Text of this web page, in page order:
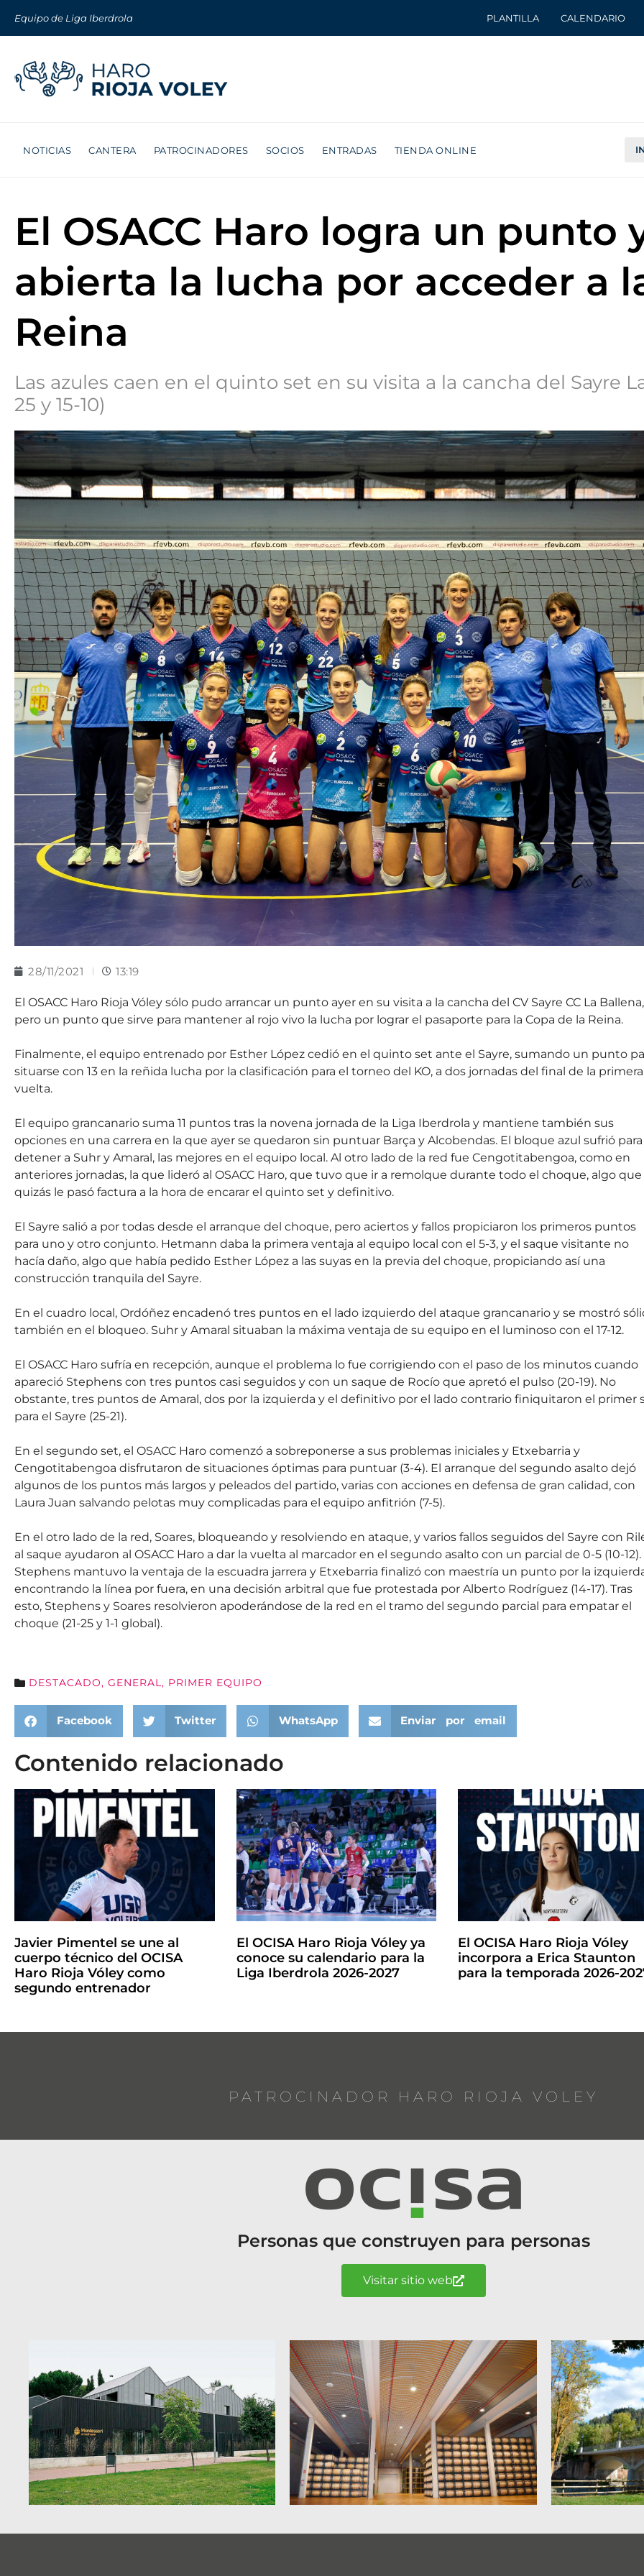
Equipo de Liga Iberdrola PLANTILLA CALENDARIO
NOTICIAS CANTERA PATROCINADORES SOCIOS ENTRADAS TIENDA ONLINE
El OSACC Haro logra un punto
abierta la lucha por acceder a
Reina
Las azules caen en el quinto set en su visita a la cancha del Sayre La
25 y 15-10)
28/11/2021 13:19
El OSACC Haro Rioja Vóley sólo pudo arrancar un punto ayer en su visita a la cancha del CV Sayre CC La Ballena,
pero un punto que sirve para mantener al rojo vivo la lucha por lograr el pasaporte para la Copa de la Reina.
Finalmente, el equipo entrenado por Esther López cedió en el quinto set ante el Sayre, sumando un punto
situarse con 13 en la reñida lucha por la clasificación para el torneo del KO, a dos jornadas del final de la primera
vuelta.
El equipo grancanario suma 11 puntos tras la novena jornada de la Liga Iberdrola y mantiene también sus
opciones en una carrera en la que ayer se quedaron sin puntuar Barça y Alcobendas. El bloque azul sufrió para
detener a Suhr y Amaral, las mejores en el equipo local. Al otro lado de la red fue Cengotitabengoa, como en
anteriores jornadas, la que lideró al OSACC Haro, que tuvo que ir a remolque durante todo el choque, algo que
quizás le pasó factura a la hora de encarar el quinto set y definitivo.
El Sayre salió a por todas desde el arranque del choque, pero aciertos y fallos propiciaron los primeros puntos
para uno y otro conjunto. Hetmann daba la primera ventaja al equipo local con el 5-3, y el saque visitante no
hacía daño, algo que había pedido Esther López a las suyas en la previa del choque, propiciando así una
construcción tranquila del Sayre.
En el cuadro local, Ordóñez encadenó tres puntos en el lado izquierdo del ataque grancanario y se mostró
también en el bloqueo. Suhr y Amaral situaban la máxima ventaja de su equipo en el luminoso con el 17-12.
El OSACC Haro sufría en recepción, aunque el problema lo fue corrigiendo con el paso de los minutos cuando
apareció Stephens con tres puntos casi seguidos y con un saque de Rocío que apretó el pulso (20-19). No
obstante, tres puntos de Amaral, dos por la izquierda y el definitivo por el lado contrario finiquitaron el primer
para el Sayre (25-21).
En el segundo set, el OSACC Haro comenzó a sobreponerse a sus problemas iniciales y Etxebarria y
Cengotitabengoa disfrutaron de situaciones óptimas para puntuar (3-4). El arranque del segundo asalto dejó
algunos de los puntos más largos y peleados del partido, varias con acciones en defensa de gran calidad, con
Laura Juan salvando pelotas muy complicadas para el equipo anfitrión (7-5).
En el otro lado de la red, Soares, bloqueando y resolviendo en ataque, y varios fallos seguidos del Sayre con
al saque ayudaron al OSACC Haro a dar la vuelta al marcador en el segundo asalto con un parcial de 0-5 (10-12).
Stephens mantuvo la ventaja de la escuadra jarrera y Etxebarria finalizó con maestría un punto por la
encontrando la línea por fuera, en una decisión arbitral que fue protestada por Alberto Rodríguez (14-17). Tras
esto, Stephens y Soares resolvieron apoderándose de la red en el tramo del segundo parcial para empatar el
choque (21-25 y 1-1 global).
DESTACADO, GENERAL, PRIMER EQUIPO
Facebook Twitter WhatsApp Enviar por email
Contenido relacionado
Javier Pimentel se une al
cuerpo técnico del OCISA
Haro Rioja Vóley como
segundo entrenador
El OCISA Haro Rioja Vóley ya
conoce su calendario para la
Liga Iberdrola 2026-2027
El OCISA Haro Rioja Vóley
incorpora a Erica Staunton
para la temporada 2026-
PATROCINADOR HARO RIOJA VOLEY
Personas que construyen para personas
Visitar sitio web